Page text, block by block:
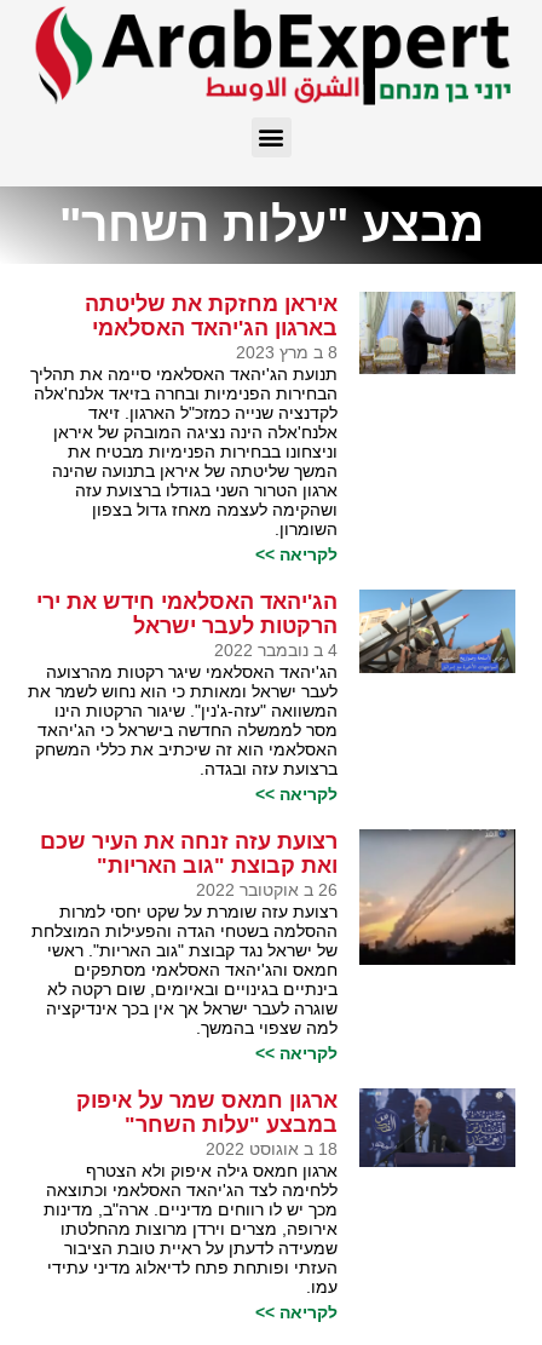
מבצע "עלות השחר"
איראן מחזקת את שליטתה
בארגון הג'יהאד האסלאמי
8 ב מרץ 2023
תנועת הג'יהאד האסלאמי סיימה את תהליך
הבחירות הפנימיות ובחרה בזיאד אלנח'אלה
לקדנציה שנייה כמזכ"ל הארגון. זיאד
אלנח'אלה הינה נציגה המובהק של איראן
וניצחונו בבחירות הפנימיות מבטיח את
המשך שליטתה של איראן בתנועה שהינה
ארגון הטרור השני בגודלו ברצועת עזה
ושהקימה לעצמה מאחז גדול בצפון
השומרון.
לקריאה >>
הג'יהאד האסלאמי חידש את ירי
הרקטות לעבר ישראל
4 ב נובמבר 2022
הג'יהאד האסלאמי שיגר רקטות מהרצועה
לעבר ישראל ומאותת כי הוא נחוש לשמר את
המשוואה "עזה-ג'נין". שיגור הרקטות הינו
מסר לממשלה החדשה בישראל כי הג'יהאד
האסלאמי הוא זה שיכתיב את כללי המשחק
ברצועת עזה ובגדה.
לקריאה >>
רצועת עזה זנחה את העיר שכם
ואת קבוצת "גוב האריות"
26 ב אוקטובר 2022
רצועת עזה שומרת על שקט יחסי למרות
ההסלמה בשטחי הגדה והפעילות המוצלחת
של ישראל נגד קבוצת "גוב האריות". ראשי
חמאס והג'יהאד האסלאמי מסתפקים
בינתיים בגינויים ובאיומים, שום רקטה לא
שוגרה לעבר ישראל אך אין בכך אינדיקציה
למה שצפוי בהמשך.
לקריאה >>
ארגון חמאס שמר על איפוק
במבצע "עלות השחר"
18 ב אוגוסט 2022
ארגון חמאס גילה איפוק ולא הצטרף
ללחימה לצד הג'יהאד האסלאמי וכתוצאה
מכך יש לו רווחים מדיניים. ארה"ב, מדינות
אירופה, מצרים וירדן מרוצות מהחלטתו
שמעידה לדעתן על ראיית טובת הציבור
העזתי ופותחת פתח לדיאלוג מדיני עתידי
עמו.
לקריאה >>